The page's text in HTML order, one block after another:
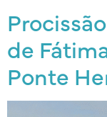
de
Ponte